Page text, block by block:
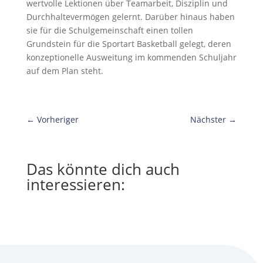
wertvolle Lektionen über Teamarbeit, Disziplin und
Durchhaltevermögen gelernt. Darüber hinaus haben
sie für die Schulgemeinschaft einen tollen
Grundstein für die Sportart Basketball gelegt, deren
konzeptionelle Ausweitung im kommenden Schuljahr
auf dem Plan steht.
← Vorheriger Nächster →
Das könnte dich auch
interessieren: